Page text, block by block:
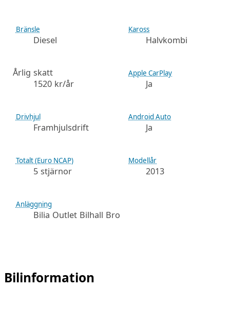
Bränsle
Diesel
Kaross
Halvkombi
Årlig skatt
1520 kr/år
Apple CarPlay
Ja
Drivhjul
Framhjulsdrift
Android Auto
Ja
Totalt (Euro NCAP)
5 stjärnor
Modellår
2013
Anläggning
Bilia Outlet Bilhall Bro
Bilinformation